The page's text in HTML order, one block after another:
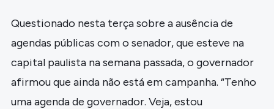
Questionado nesta terça sobre a ausência de
agendas públicas com o senador, que esteve na
capital paulista na semana passada, o governador
afirmou que ainda não está em campanha. “Tenho
uma agenda de governador. Veja, estou